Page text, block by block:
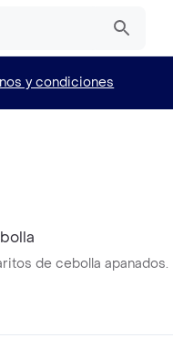
y condiciones
de cebolla apanados.